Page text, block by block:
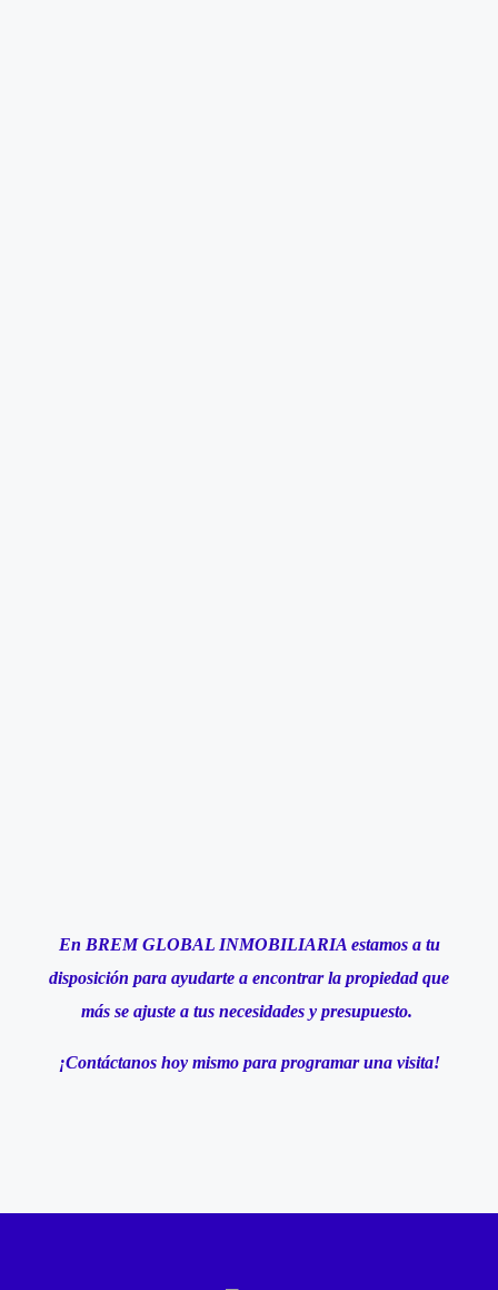
En BREM GLOBAL INMOBILIARIA estamos a tu
disposición para ayudarte a encontrar la propiedad que
más se ajuste a tus necesidades y presupuesto.
¡Contáctanos hoy mismo para programar una visita!